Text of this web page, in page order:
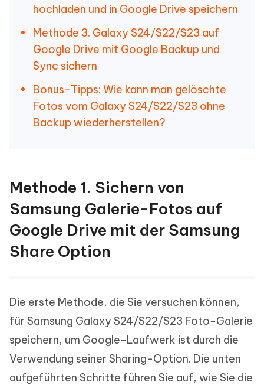
hochladen und in Google Drive speichern
Methode 3. Galaxy S24/S22/S23 auf
Google Drive mit Google Backup und
Sync sichern
Bonus-Tipps: Wie kann man gelöschte
Fotos vom Galaxy S24/S22/S23 ohne
Backup wiederherstellen?
Methode 1. Sichern von
Samsung Galerie-Fotos auf
Google Drive mit der Samsung
Share Option
Die erste Methode, die Sie versuchen können,
für Samsung Galaxy S24/S22/S23 Foto-Galerie
speichern, um Google-Laufwerk ist durch die
Verwendung seiner Sharing-Option. Die unten
aufgeführten Schritte führen Sie auf, wie Sie die